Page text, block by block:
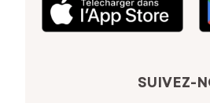
SUIVEZ-